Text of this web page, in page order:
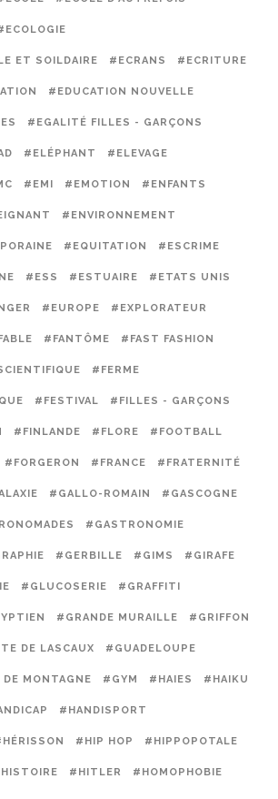
ET SOILDAIRE #ECRANS #ECRITURE
#EDUCATION NOUVELLE
#EGALITÉ FILLES - GARÇONS
#ELÉPHANT #ELEVAGE
#EMI #EMOTION #ENFANTS
#ENVIRONNEMENT
#EQUITATION #ESCRIME
#ESS #ESTUAIRE #ETATS UNIS
#EUROPE #EXPLORATEUR
#FANTÔME #FAST FASHION
#FERME
#FESTIVAL #FILLES - GARÇONS
#FINLANDE #FLORE #FOOTBALL
#FORGERON #FRANCE #FRATERNITÉ
#GALLO-ROMAIN #GASCOGNE
#GASTRONOMIE
#GERBILLE #GIMS #GIRAFE
#GLUCOSERIE #GRAFFITI
#GRANDE MURAILLE #GRIFFON
DE LASCAUX #GUADELOUPE
MONTAGNE #GYM #HAIES #HAIKU
#HANDISPORT
#HIP HOP #HIPPOPOTALE
#HITLER #HOMOPHOBIE